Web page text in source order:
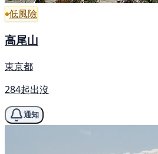
低風險
高尾山
東京都
284起出沒
通知